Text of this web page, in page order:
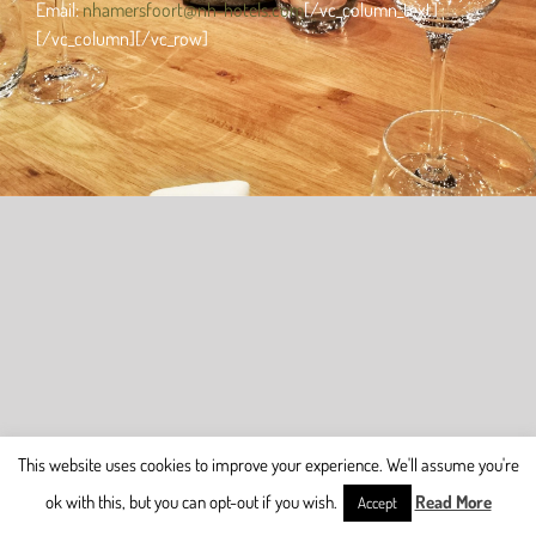
Email:nhamersfoort@nh-hotels.com[/vc_column_text]
[/vc_column][/vc_row]
This website uses cookies to improve your experience. We'll assume you're
ok with this, but you can opt-out if you wish.
Accept Read More